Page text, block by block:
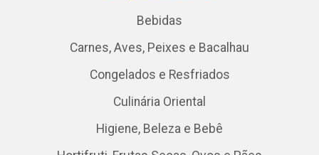
Bebidas
Carnes, Aves, Peixes e Bacalhau
Congelados e Resfriados
Culinária Oriental
Higiene, Beleza e Bebê